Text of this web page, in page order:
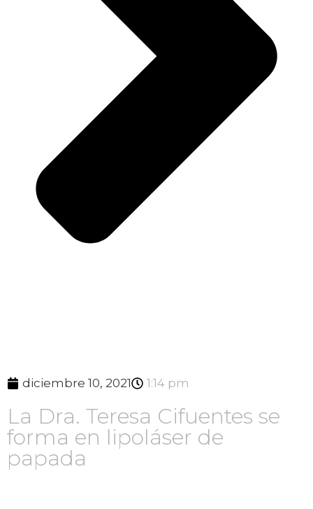
diciembre 10, 2021 1:14 pm
La Dra. Teresa Cifuentes se
forma en lipoláser de
papada